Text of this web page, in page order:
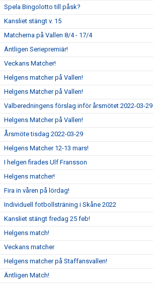
Spela Bingolotto till påsk?
Kansliet stängt v. 15
Matcherna på Vallen 8/4 - 17/4
Äntligen Seriepremiär!
Veckans Matcher!
Helgens matcher på Vallen!
Helgens Matcher på Vallen!
Valberedningens förslag inför årsmötet 2022-03-29
Helgens Matcher på Vallen!
Årsmöte tisdag 2022-03-29
Helgens Matcher 12-13 mars!
I helgen firades Ulf Fransson
Helgens matcher!
Fira in våren på lördag!
Individuell fotbollsträning i Skåne 2022
Kansliet stängt fredag 25 feb!
Helgens match!
Veckans matcher
Helgens matcher på Staffansvallen!
Äntligen Match!